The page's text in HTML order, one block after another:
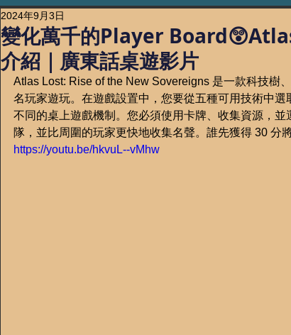
變化萬千的Player
介紹｜廣東話桌遊影片
2024年9月3日
Atlas Lost: Rise of the New Sovereigns 是一款科技樹
名玩家遊玩。在遊戲設置中，您要從五種可用技術中選
不同的桌上遊戲機制。您必須使用卡牌、收集資源，
隊，並比周圍的玩家更快地收集名聲。誰先獲得 30 分
https://youtu.be/hkvuL--vMhw